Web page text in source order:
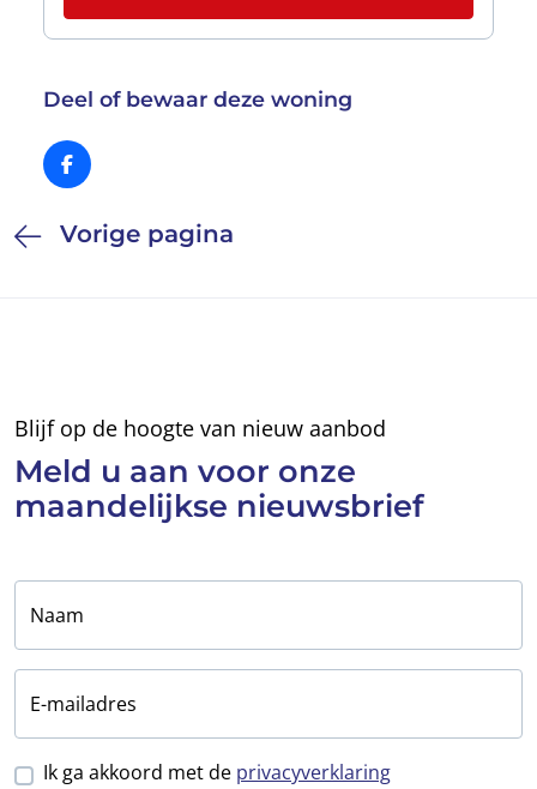
Deel of bewaar deze woning
Vorige pagina
Blijf op de hoogte van nieuw aanbod
Meld u aan voor onze
maandelijkse nieuwsbrief
Naam
E-mailadres
Ik ga akkoord met de privacyverklaring